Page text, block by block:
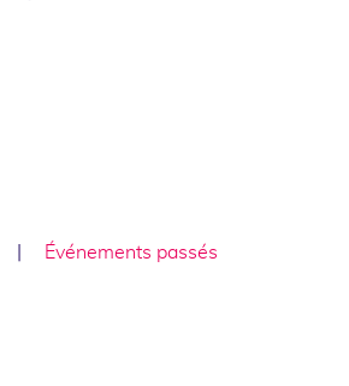
Événements passés